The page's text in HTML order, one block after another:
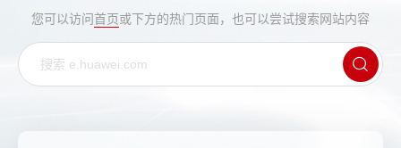
您可以访问首页或下方的热门页面，也可以尝试搜索网站内容